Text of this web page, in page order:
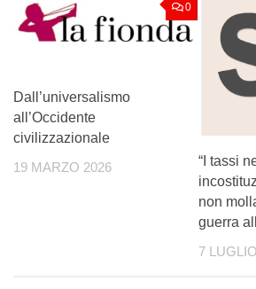
0
Dall’universalismo
all’Occidente
civilizzazionale
19 MARZO 2026
“I tassi
non
guerra
7